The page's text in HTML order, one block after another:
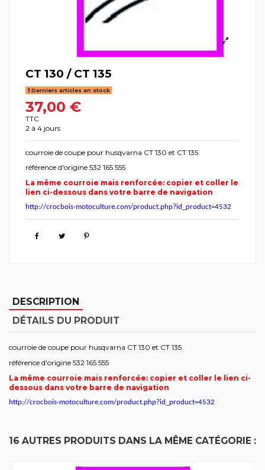
CT 130 / CT 135
Derniers articles en stock
37,00 €
TTC
2 à 4 jours
courroie de coupe pour husqvarna CT 130 et CT 135
référence d'origine 532 165 555
La même courroie mais renforcée: copier et coller le
lien ci-dessous dans votre barre de navigation
http://crocbois-motoculture.com/product.php?id_product=4532
DESCRIPTION
DÉTAILS DU PRODUIT
courroie de coupe pour husqvarna CT 130 et CT 135
référence d'origine 532 165 555
La même courroie mais renforcée: copier et coller le lien ci-
dessous dans votre barre de navigation
http://crocbois-motoculture.com/product.php?id_product=4532
16 AUTRES PRODUITS DANS LA MÊME CATÉGORIE :